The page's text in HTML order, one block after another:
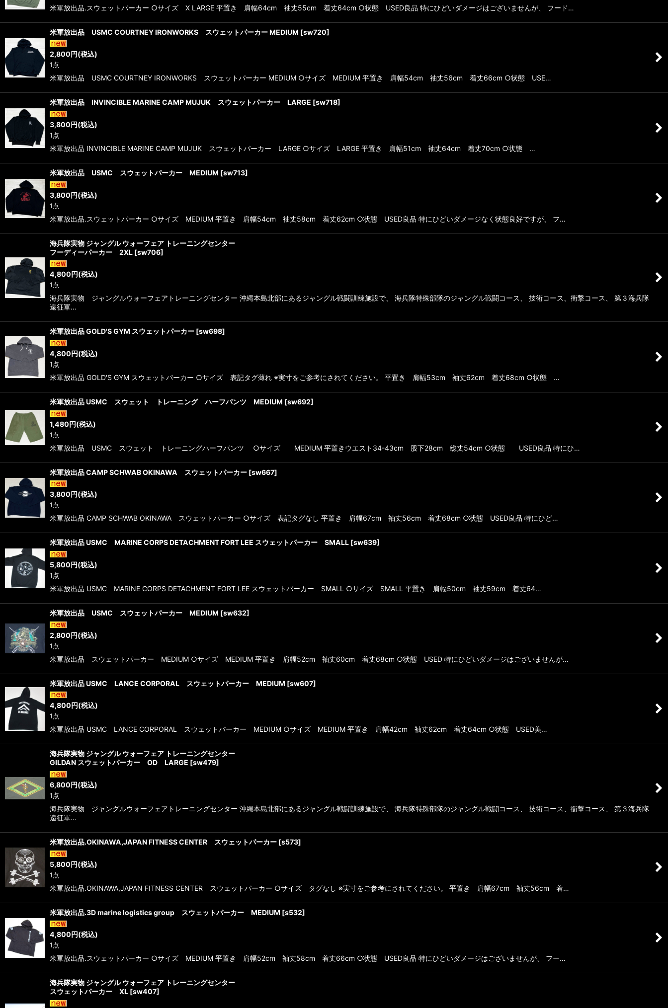
米軍放出品.スウェットパーカー ○サイズ X LARGE 平置き 肩幅64cm 袖丈55cm 着丈64cm ○状態 USED良品 特にひどいダメージはございませんが、 フード…
米軍放出品 USMC COURTNEY IRONWORKS スウェットパーカー MEDIUM [sw720]
2,800円(税込)
1点
米軍放出品 USMC COURTNEY IRONWORKS スウェットパーカー MEDIUM ○サイズ MEDIUM 平置き 肩幅54cm 袖丈56cm 着丈66cm ○状態 USE…
米軍放出品 INVINCIBLE MARINE CAMP MUJUK スウェットパーカー LARGE [sw718]
3,800円(税込)
1点
米軍放出品 INVINCIBLE MARINE CAMP MUJUK スウェットパーカー LARGE ○サイズ LARGE 平置き 肩幅51cm 袖丈64cm 着丈70cm ○状態 …
米軍放出品 USMC スウェットパーカー MEDIUM [sw713]
3,800円(税込)
1点
米軍放出品.スウェットパーカー ○サイズ MEDIUM 平置き 肩幅54cm 袖丈58cm 着丈62cm ○状態 USED良品 特にひどいダメージなく状態良好ですが、 フ…
海兵隊実物 ジャングル ウォーフェア トレーニングセンター
フーディーパーカー 2XL [sw706]
4,800円(税込)
1点
海兵隊実物 ジャングルウォーフェアトレーニングセンター 沖縄本島北部にあるジャングル戦闘訓練施設で、 海兵隊特殊部隊のジャングル戦闘コース、 技術コース、衝撃コース、 第３海兵隊
遠征軍…
米軍放出品 GOLD'S GYM スウェットパーカー [sw698]
4,800円(税込)
1点
米軍放出品 GOLD'S GYM スウェットパーカー ○サイズ 表記タグ薄れ ※実寸をご参考にされてください。 平置き 肩幅53cm 袖丈62cm 着丈68cm ○状態 …
米軍放出品 USMC スウェット トレーニング ハーフパンツ MEDIUM [sw692]
1,480円(税込)
1点
米軍放出品 USMC スウェット トレーニングハーフパンツ ○サイズ MEDIUM 平置きウエスト34-43cm 股下28cm 総丈54cm ○状態 USED良品 特にひ…
米軍放出品 CAMP SCHWAB OKINAWA スウェットパーカー [sw667]
3,800円(税込)
1点
米軍放出品 CAMP SCHWAB OKINAWA スウェットパーカー ○サイズ 表記タグなし 平置き 肩幅67cm 袖丈56cm 着丈68cm ○状態 USED良品 特にひど…
米軍放出品 USMC MARINE CORPS DETACHMENT FORT LEE スウェットパーカー SMALL [sw639]
5,800円(税込)
1点
米軍放出品 USMC MARINE CORPS DETACHMENT FORT LEE スウェットパーカー SMALL ○サイズ SMALL 平置き 肩幅50cm 袖丈59cm 着丈64…
米軍放出品 USMC スウェットパーカー MEDIUM [sw632]
2,800円(税込)
1点
米軍放出品 スウェットパーカー MEDIUM ○サイズ MEDIUM 平置き 肩幅52cm 袖丈60cm 着丈68cm ○状態 USED 特にひどいダメージはございませんが…
米軍放出品 USMC LANCE CORPORAL スウェットパーカー MEDIUM [sw607]
4,800円(税込)
1点
米軍放出品 USMC LANCE CORPORAL スウェットパーカー MEDIUM ○サイズ MEDIUM 平置き 肩幅42cm 袖丈62cm 着丈64cm ○状態 USED美…
海兵隊実物 ジャングル ウォーフェア トレーニングセンター
GILDAN スウェットパーカー OD LARGE [sw479]
6,800円(税込)
1点
海兵隊実物 ジャングルウォーフェアトレーニングセンター 沖縄本島北部にあるジャングル戦闘訓練施設で、 海兵隊特殊部隊のジャングル戦闘コース、 技術コース、衝撃コース、 第３海兵隊
遠征軍…
米軍放出品.OKINAWA,JAPAN FITNESS CENTER スウェットパーカー [s573]
5,800円(税込)
1点
米軍放出品.OKINAWA,JAPAN FITNESS CENTER スウェットパーカー ○サイズ タグなし ※実寸をご参考にされてください。 平置き 肩幅67cm 袖丈56cm 着…
米軍放出品.3D marine logistics group スウェットパーカー MEDIUM [s532]
4,800円(税込)
1点
米軍放出品.スウェットパーカー ○サイズ MEDIUM 平置き 肩幅52cm 袖丈58cm 着丈66cm ○状態 USED良品 特にひどいダメージはございませんが、 フー…
海兵隊実物 ジャングル ウォーフェア トレーニングセンター
スウェットパーカー XL [sw407]